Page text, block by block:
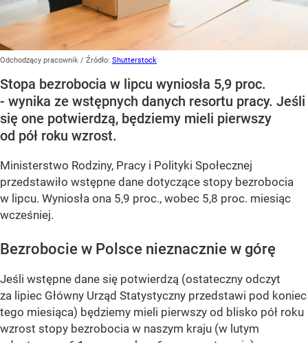
Odchodzący pracownik / Źródło: Shutterstock
Stopa bezrobocia w lipcu wyniosła 5,9 proc.
- wynika ze wstępnych danych resortu pracy. Jeśli
się one potwierdzą, będziemy mieli pierwszy
od pół roku wzrost.
Ministerstwo Rodziny, Pracy i Polityki Społecznej
przedstawiło wstępne dane dotyczące stopy bezrobocia
w lipcu. Wyniosła ona 5,9 proc., wobec 5,8 proc. miesiąc
wcześniej.
Bezrobocie w Polsce nieznacznie w górę
Jeśli wstępne dane się potwierdzą (ostateczny odczyt
za lipiec Główny Urząd Statystyczny przedstawi pod koniec
tego miesiąca) będziemy mieli pierwszy od blisko pół roku
wzrost stopy bezrobocia w naszym kraju (w lutym